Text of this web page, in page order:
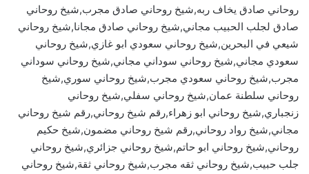
روحاني صادق يخاف ربه,شيخ روحاني صادق مجرب,شيخ روحاني
صادق لجلب الحبيب مجاني,شيخ روحاني صادق مجانا,شيخ روحاني
شيعي في البحرين,شيخ روحاني سعودي ابو غازي,شيخ روحاني
سعودي مجاني,شيخ روحاني سوداني مجاني,شيخ روحاني سوداني
مجرب,شيخ روحاني سعودي مجرب,شيخ روحاني سوري,شيخ
روحاني سلطنة عمان,شيخ روحاني سفلي,شيخ روحاني
زنجباري,شيخ روحاني ابو زهراء,رقم شيخ روحاني,رقم شيخ روحاني
مجاني,شيخ رواد روحاني,رقم شيخ روحاني مضمون,شيخ حكيم
روحاني,شيخ روحاني ابو حاتم,شيخ روحاني جزائري,شيخ روحاني
جلب حبيب,شيخ روحاني ثقه مجرب,شيخ روحاني ثقة,شيخ روحاني